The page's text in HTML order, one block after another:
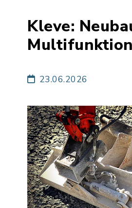
Kleve:
23.06.2026